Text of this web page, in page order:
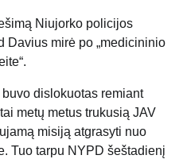
Niujorko policijos
Davius ​​mirė po „medicininio
dislokuotas remiant
metų metus trukusią JAV
misiją atgrasyti nuo
Tuo tarpu NYPD šeštadienį